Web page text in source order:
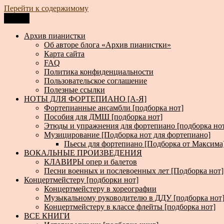
Перейти к содержимому
Архив пианистки
Всё для пианистов: ноты, книги, музыка, статьи…
Архив пианистки
Об авторе блога «Архив пианистки»
Карта сайта
FAQ
Политика конфиденциальности
Пользовательское соглашение
Полезные ссылки
НОТЫ ДЛЯ ФОРТЕПИАНО [А-Я]
Фортепианные ансамбли [подборка нот]
Пособия для ДМШ [подборка нот]
Этюды и упражнения для фортепиано [подборка
Музицирование [Подборка нот для фортепиано]
Пьесы для фортепиано [Подборка от
ВОКАЛЬНЫЕ ПРОИЗВЕДЕНИЯ
КЛАВИРЫ опер и балетов
Песни военных и послевоенных лет [Подборка нот]
Концертмейстеру [подборки нот]
Концертмейстеру в хореографии
Музыкальному руководителю в ДДУ [подборка нот]
Концертмейстеру в классе флейты [подборка нот]
ВСЕ КНИГИ